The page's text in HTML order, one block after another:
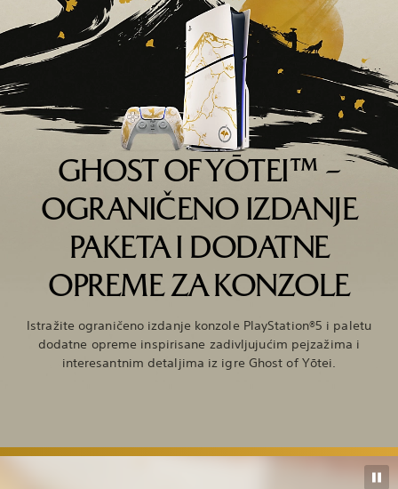
GHOST OF YŌTEI™ –
OGRANIČENO IZDANJE
PAKETA I DODATNE
OPREME ZA KONZOLE
Istražite ograničeno izdanje konzole PlayStation®5 i paletu
dodatne opreme inspirisane zadivljujućim pejzažima i
interesantnim detaljima iz igre Ghost of Yōtei.